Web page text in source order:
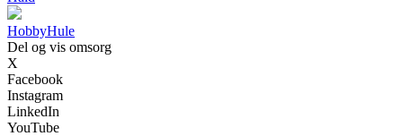
HobbyHule
Del og vis omsorg
X
Facebook
Instagram
LinkedIn
YouTube